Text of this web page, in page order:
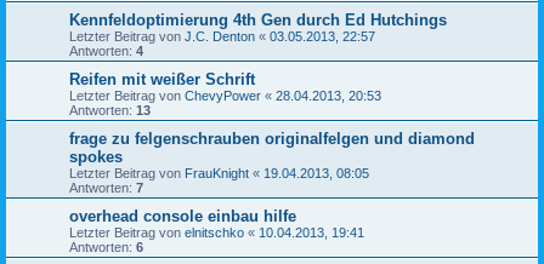
Kennfeldoptimierung 4th Gen durch Ed Hutchings
Letzter Beitrag von J.C. Denton « 03.05.2013, 22:57
Antworten: 4
Reifen mit weißer Schrift
Letzter Beitrag von ChevyPower « 28.04.2013, 20:53
Antworten: 13
frage zu felgenschrauben originalfelgen und diamond
spokes
Letzter Beitrag von FrauKnight « 19.04.2013, 08:05
Antworten: 7
overhead console einbau hilfe
Letzter Beitrag von elnitschko « 10.04.2013, 19:41
Antworten: 6